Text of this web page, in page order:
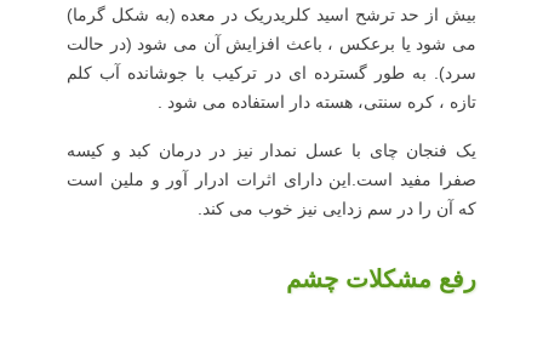
بیش از حد ترشح اسید کلریدریک در معده (به شکل گرما)
می شود یا برعکس ، باعث افزایش آن می شود (در حالت
سرد). به طور گسترده ای در ترکیب با جوشانده آب کلم
تازه ، کره سنتی، هسته دار استفاده می شود .
یک فنجان چای با عسل نمدار نیز در درمان کبد و کیسه
صفرا مفید است.این دارای اثرات ادرار آور و ملین است
که آن را در سم زدایی نیز خوب می کند.
رفع مشکلات چشم